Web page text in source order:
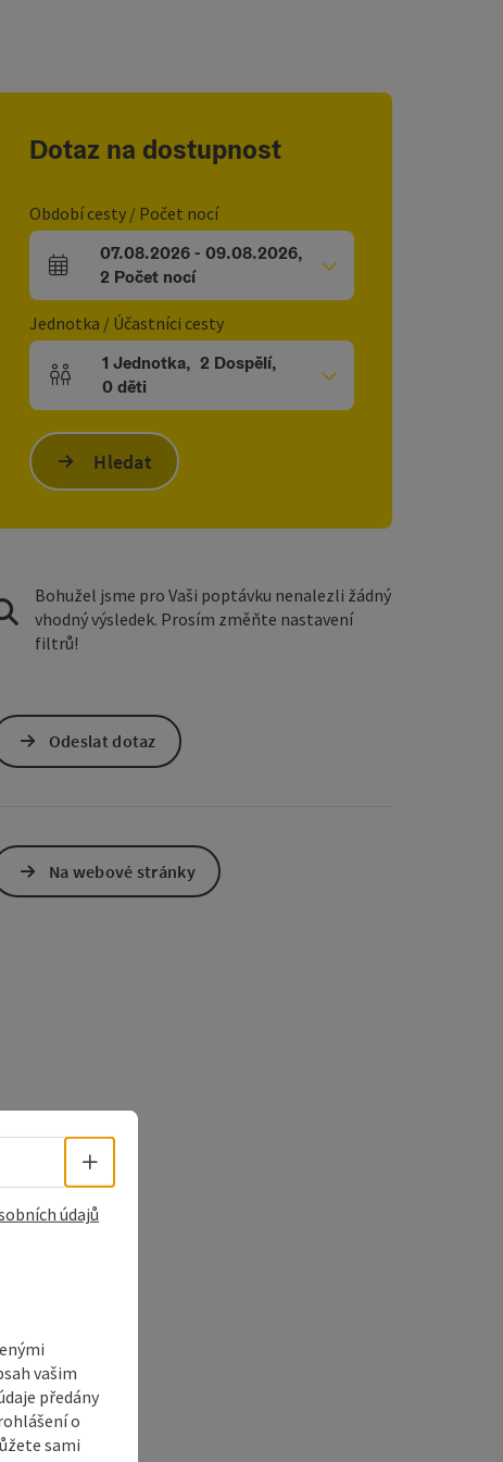
Google
v Mapách Apple
Dotaz na dostupnost
Období cesty / Počet nocí
Pole příjezdu a odjezdu
07.08.2026- 09.08.2026,
2 Počet nocí
Jednotka / Účastníci cesty
Počet jednotek a polí pro osoby
1 Jednotka, 2 Dospělí,
0 děti
Hledat
Bohužel jsme pro Vaši poptávku nenalezli žádný
vhodný výsledek. Prosím změňte nastavení
filtrů!
Odeslat dotaz
Na webové stránky
Volba jazyka - Otevřít menu
údajů
vašim
předány
o
sami